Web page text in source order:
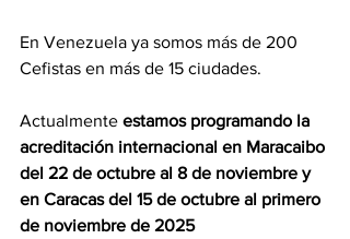
En Venezuela ya somos más de 200
Cefistas en más de 15 ciudades.
Actualmente estamos programando la
acreditación internacional en Maracaibo
del 22 de octubre al 8 de noviembre y
en Caracas del 15 de octubre al primero
de noviembre de 2025